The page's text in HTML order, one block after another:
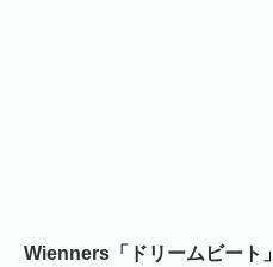
Wienners「ドリームビート」